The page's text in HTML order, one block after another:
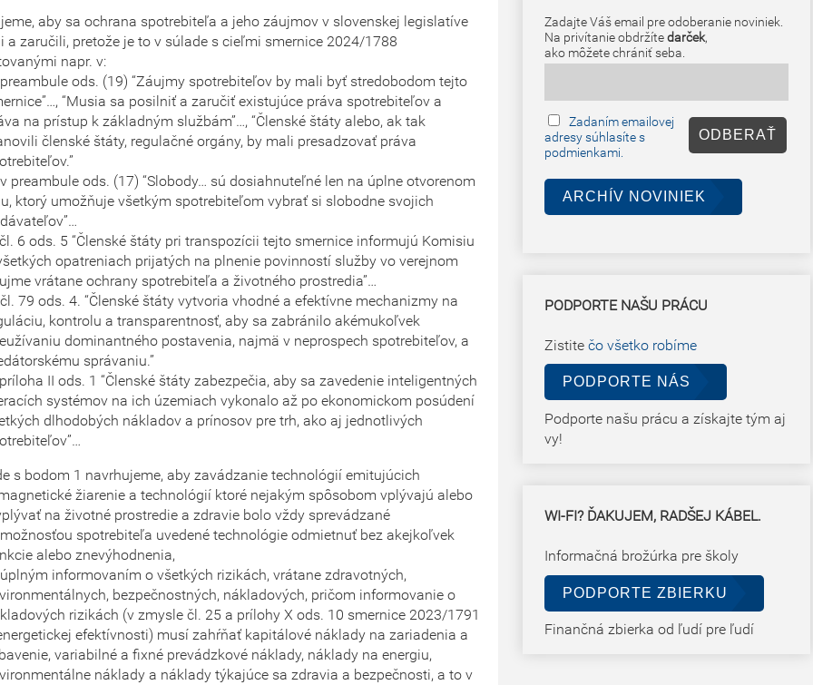
aby sa ochrana spotrebiteľa a jeho záujmov v slovenskej legislatíve
a zaručili, pretože je to v súlade s cieľmi smernice 2024/1788
napr. v:
ods. (19) “Záujmy spotrebiteľov by mali byť stredobodom tejto
“Musia sa posilniť a zaručiť existujúce práva spotrebiteľov a
na prístup k základným službám”…, “Členské štáty alebo, ak tak
členské štáty, regulačné orgány, by mali presadzovať práva
preambule ods. (17) “Slobody… sú dosiahnuteľné len na úplne otvorenom
ktorý umožňuje všetkým spotrebiteľom vybrať si slobodne svojich
6 ods. 5 “Členské štáty pri transpozícii tejto smernice informujú Komisiu
opatreniach prijatých na plnenie povinností služby vo verejnom
vrátane ochrany spotrebiteľa a životného prostredia”…
79 ods. 4. “Členské štáty vytvoria vhodné a efektívne mechanizmy na
kontrolu a transparentnosť, aby sa zabránilo akémukoľvek
dominantného postavenia, najmä v neprospech spotrebiteľov, a
správaniu.”
II ods. 1 “Členské štáty zabezpečia, aby sa zavedenie inteligentných
systémov na ich územiach vykonalo až po ekonomickom posúdení
dlhodobých nákladov a prínosov pre trh, ako aj jednotlivých
s bodom 1 navrhujeme, aby zavádzanie technológií emitujúcich
žiarenie a technológií ktoré nejakým spôsobom vplývajú alebo
na životné prostredie a zdravie bolo vždy sprevádzané
spotrebiteľa uvedené technológie odmietnuť bez akejkoľvek
alebo znevýhodnenia,
informovaním o všetkých rizikách, vrátane zdravotných,
bezpečnostných, nákladových, pričom informovanie o
rizikách (v zmysle čl. 25 a prílohy X ods. 10 smernice 2023/1791
efektívnosti) musí zahŕňať kapitálové náklady na zariadenia a
variabilné a fixné prevádzkové náklady, náklady na energiu,
náklady a náklady týkajúce sa zdravia a bezpečnosti, a to v
Zadajte Váš email pre odoberanie noviniek.
Na privítanie obdržítedarček,
ako môžete chrániť seba.
Zadaním emailovej
adresy súhlasíte s
podmienkami.
ARCHÍV NOVINIEK
PODPORTE NAŠU PRÁCU
Zistite čo všetko robíme
PODPORTE NÁS
Podporte našu prácu a získajte tým aj
vy!
WI-FI? ĎAKUJEM, RADŠEJ KÁBEL.
Informačná brožúrka pre školy
PODPORTE ZBIERKU
Finančná zbierka od ľudí pre ľudí